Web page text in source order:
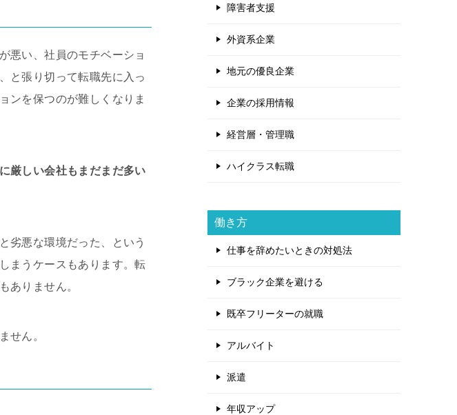
悪い、社員のモチベーショ
と張り切って転職先に入っ
ンを保つのが難しくなりま
厳しい会社もまだまだ多い
劣悪な環境だった、という
まうケースもあります。転
ありません。
せん。
障害者支援
外資系企業
地元の優良企業
企業の採用情報
経営層・管理職
ハイクラス転職
働き方
仕事を辞めたいときの対処法
ブラック企業を避ける
既卒フリーターの就職
アルバイト
派遣
年収アップ